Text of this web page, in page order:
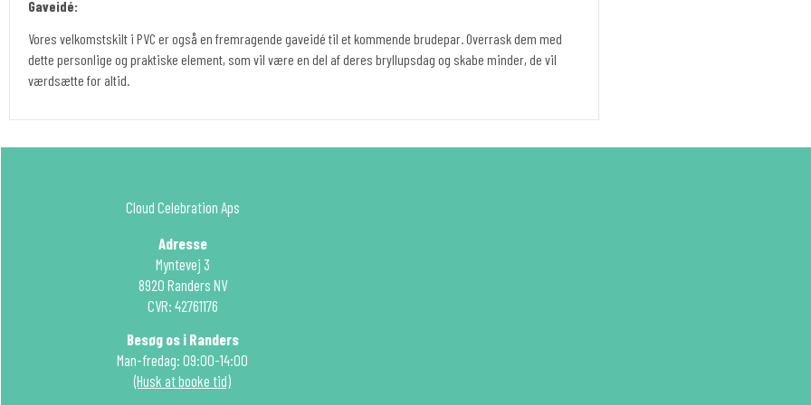
Gaveidé:
Vores velkomstskilt i PVC er også en fremragende gaveidé til et kommende brudepar. Overrask dem med
dette personlige og praktiske element, som vil være en del af deres bryllupsdag og skabe minder, de vil
værdsætte for altid.
Cloud Celebration Aps
Adresse
Myntevej 3
8920 Randers NV
CVR: 42761176
Besøg os i Randers
Man-fredag: 09:00-14:00
(Husk at booke tid)